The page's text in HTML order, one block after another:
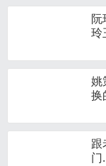
阮
玲
姚
换
跟